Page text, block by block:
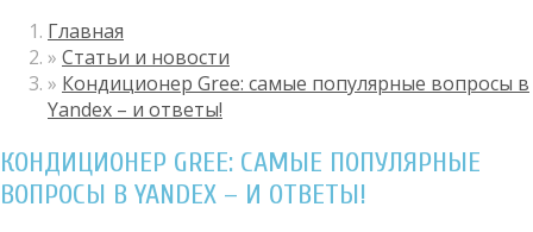
Главная
» Статьи и новости
» Кондиционер Gree: самые популярные вопросы в
Yandex – и ответы!
КОНДИЦИОНЕР GREE: САМЫЕ ПОПУЛЯРНЫЕ
ВОПРОСЫ В YANDEX – И ОТВЕТЫ!